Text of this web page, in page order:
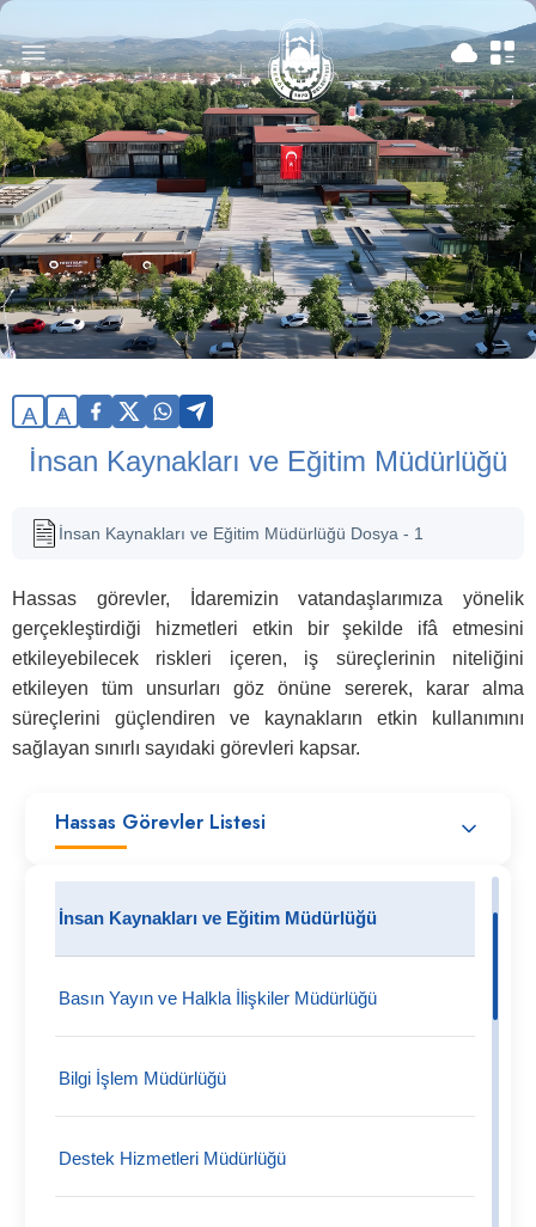
Hassas Görevler Listesi
İnsan Kaynakları ve Eğitim Müdürlüğü
Basın Yayın ve Halkla İlişkiler Müdürlüğü
Bilgi İşlem Müdürlüğü
Destek Hizmetleri Müdürlüğü
A A
İnsan Kaynakları ve Eğitim Müdürlüğü
İnsan Kaynakları ve Eğitim Müdürlüğü Dosya - 1
Hassas görevler, İdaremizin vatandaşlarımıza yönelik
gerçekleştirdiği hizmetleri etkin bir şekilde ifâ etmesini
etkileyebilecek riskleri içeren, iş süreçlerinin niteliğini
etkileyen tüm unsurları göz önüne sererek, karar alma
süreçlerini güçlendiren ve kaynakların etkin kullanımını
sağlayan sınırlı sayıdaki görevleri kapsar.